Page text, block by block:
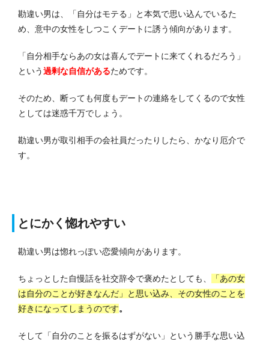
勘違い男は、「自分はモテる」と本気で思い込んでいるた
め、意中の女性をしつこくデートに誘う傾向があります。
「自分相手ならあの女は喜んでデートに来てくれるだろう」
という過剰な自信があるためです。
そのため、断っても何度もデートの連絡をしてくるので女性
としては迷惑千万でしょう。
勘違い男が取引相手の会社員だったりしたら、かなり厄介で
す。
とにかく惚れやすい
勘違い男は惚れっぽい恋愛傾向があります。
ちょっとした自慢話を社交辞令で褒めたとしても、
「あの女
は自分のことが好きなんだ」と思い込み、その女性のことを
好きになってしまうのです。
そして「自分のことを振るはずがない」という勝手な思い込